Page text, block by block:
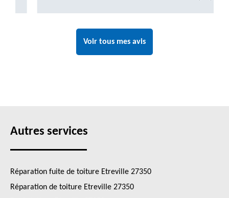
Voir tous mes avis
Autres services
Réparation fuite de toiture Etreville 27350
Réparation de toiture Etreville 27350